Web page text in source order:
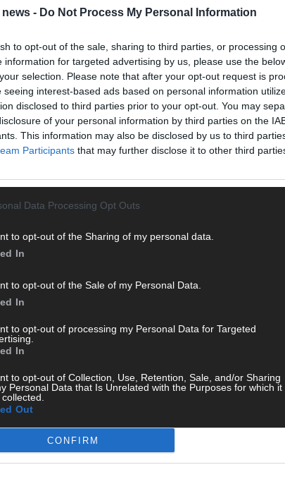
- Do Not Process My Personal Information
to opt-out of the sale, sharing to third parties, or processing
information for targeted advertising by us, please use the
selection. Please note that after your opt-out request is
seeing interest-based ads based on personal information
disclosed to third parties prior to your opt-out. You may
of your personal information by third parties on the
This information may also be disclosed by us to third
Participants that may further disclose it to other third
Data Processing Opt Outs
to opt-out of the Sharing of my personal data.
In
to opt-out of the Sale of my Personal Data.
In
to opt-out of processing my Personal Data for Targeted
In
to opt-out of Collection, Use, Retention, Sale, and/or Sharing
Personal Data that Is Unrelated with the Purposes for which it
Out
CONFIRM